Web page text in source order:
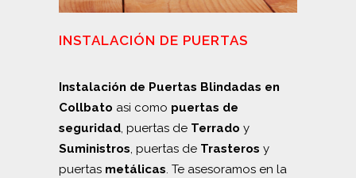
INSTALACIÓN DE PUERTAS
Instalación de Puertas Blindadas en
Collbato asi como puertas de
seguridad , puertas de Terrado y
Suministros , puertas de Trasteros y
puertas metálicas . Te asesoramos en la